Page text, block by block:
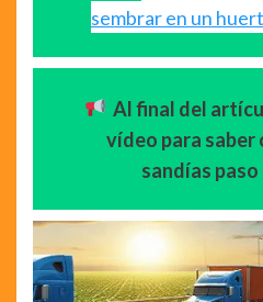
sembrar en un
Al final del
vídeo para saber
sandías paso